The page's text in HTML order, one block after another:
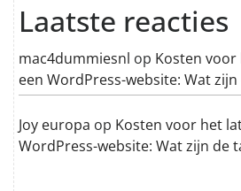
Laatste reacties
mac4dummiesnl op Kosten voor
een WordPress-website: Wat
Joy europa op Kosten voor het
WordPress-website: Wat zijn de